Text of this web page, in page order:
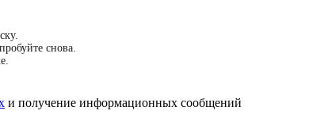
снова.
и получение информационных сообщений